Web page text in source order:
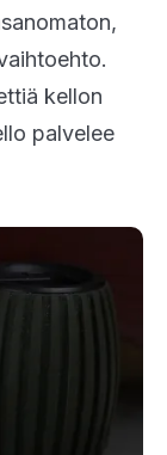
kellon
palvelee